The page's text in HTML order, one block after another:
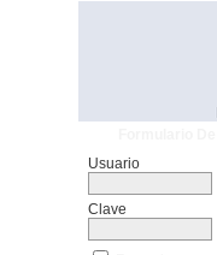
Usuario
Clave